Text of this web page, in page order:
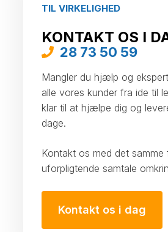
TIL VIRKELIGHED
KONTAKT OS I
28 73 50 59
Mangler du hjælp og
alle vores kunder fra ide til
klar til at hjælpe dig og
dage.
Kontakt os med det samme
uforpligtende samtale
Kontakt os i dag